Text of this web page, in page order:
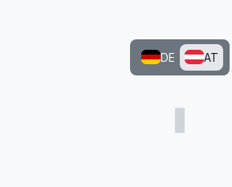
DE AT